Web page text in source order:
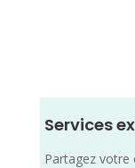
Services
Partagez votre